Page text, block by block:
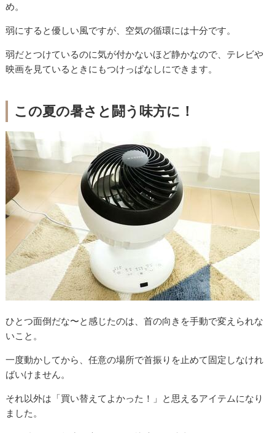
め。
弱にすると優しい風ですが、空気の循環には十分です。
弱だとつけているのに気が付かないほど静かなので、テレビや
映画を見ているときにもつけっぱなしにできます。
この夏の暑さと闘う味方に！
ひとつ面倒だな〜と感じたのは、首の向きを手動で変えられな
いこと。
一度動かしてから、任意の場所で首振りを止めて固定しなけれ
ばいけません。
それ以外は「買い替えてよかった！」と思えるアイテムになり
ました。